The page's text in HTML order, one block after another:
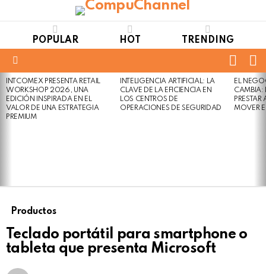
POPULAR HOT TRENDING
LATEST
STORIES
INTCOMEX PRESENTA RETAIL
WORKSHOP 2026, UNA
EDICIÓN INSPIRADA EN EL
VALOR DE UNA ESTRATEGIA
PREMIUM
INTELIGENCIA ARTIFICIAL: LA
CLAVE DE LA EFICIENCIA EN
LOS CENTROS DE
OPERACIONES DE SEGURIDAD
EL
CAMBIA:
MOVER
Productos
Teclado portátil para smartphone o
tableta que presenta Microsoft